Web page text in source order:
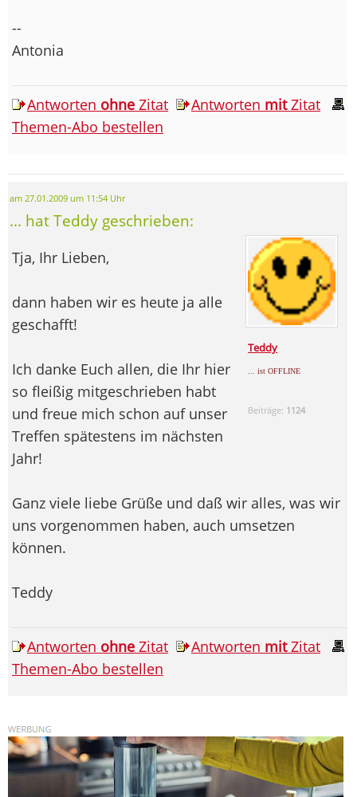
--
Antonia
Antworten ohne Zitat Antworten mitZitat
Themen-Abo bestellen
am 27.01.2009 um 11:54 Uhr
... hat Teddy geschrieben:
Teddy
... ist OFFLINE
Beiträge: 1124
Tja, Ihr Lieben,
dann haben wir es heute ja alle
geschafft!
Ich danke Euch allen, die Ihr hier
so fleißig mitgeschrieben habt
und freue mich schon auf unser
Treffen spätestens im nächsten
Jahr!
Ganz viele liebe Grüße und daß wir alles, was wir
uns vorgenommen haben, auch umsetzen
können.
Teddy
Antworten ohne Zitat Antworten mitZitat
Themen-Abo bestellen